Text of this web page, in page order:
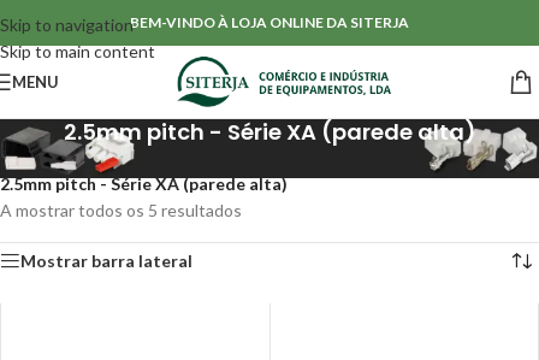
Skip to navigation
Skip to main content
BEM-VINDO À LOJA ONLINE DA SITERJA
MENU
2.5mm pitch - Série XA (parede alta)
Início/Conectores & Isoladores Conectores de cravação (Fio-a-PCB)/
2.5mm pitch - Série XA (parede alta)
A mostrar todos os 5 resultados
Mostrar barra lateral